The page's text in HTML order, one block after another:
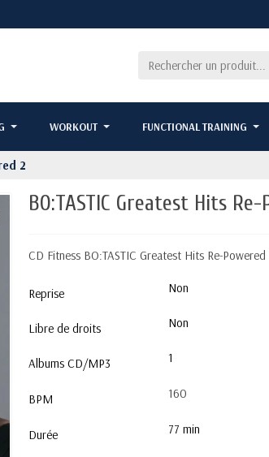
WORKOUT FUNCTIONAL TRAINING
2
BO:TASTIC Greatest Hits
CD Fitness BO:TASTIC Greatest Hits Re-
Reprise Non
Libre de droits Non
Albums CD/MP3 1
BPM 160
Durée 77 min